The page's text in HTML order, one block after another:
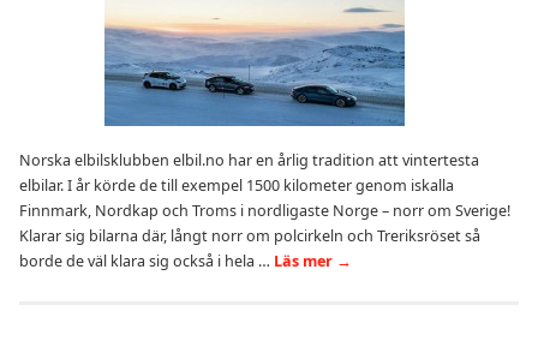
Norska elbilsklubben elbil.no har en årlig tradition att vintertesta
elbilar. I år körde de till exempel 1500 kilometer genom iskalla
Finnmark, Nordkap och Troms i nordligaste Norge – norr om Sverige!
Klarar sig bilarna där, långt norr om polcirkeln och Treriksröset så
borde de väl klara sig också i hela … Läs mer →